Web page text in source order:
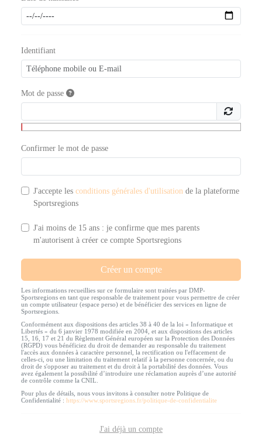
Identifiant
Mot de passe
Confirmer le mot de passe
J'accepte les conditions générales d'utilisation de la plateforme
Sportsregions
J'ai moins de 15 ans : je confirme que mes parents
m'autorisent à créer ce compte Sportsregions
Créer un compte
Les informations recueillies sur ce formulaire sont traitées par DMP-
Sportsregions en tant que responsable de traitement pour vous permettre de créer
un compte utilisateur (espace perso) et de bénéficier des services en ligne de
Sportsregions.
Conformément aux dispositions des articles 38 à 40 de la loi « Informatique et
Libertés » du 6 janvier 1978 modifiée en 2004, et aux dispositions des articles
15, 16, 17 et 21 du Règlement Général européen sur la Protection des Données
(RGPD) vous bénéficiez du droit de demander au responsable du traitement
l'accès aux données à caractère personnel, la rectification ou l'effacement de
celles-ci, ou une limitation du traitement relatif à la personne concernée, ou du
droit de s'opposer au traitement et du droit à la portabilité des données. Vous
avez également la possibilité d’introduire une réclamation auprès d’une autorité
de contrôle comme la CNIL.
Pour plus de détails, nous vous invitons à consulter notre Politique de
Confidentialité : https://www.sportsregions.fr/politique-de-confidentialite
J'ai déjà un compte